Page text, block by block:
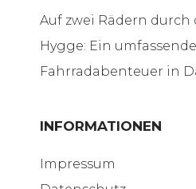
Auf zwei Rädern durch
Hygge: Ein
Fahrradabenteuer in
INFORMATIONEN
Impressum